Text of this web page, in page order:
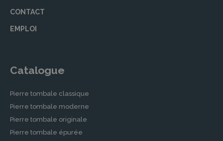
CONTACT
EMPLOI
Catalogue
Pierre tombale classique
Pierre tombale moderne
Pierre tombale originale
Pierre tombale épurée